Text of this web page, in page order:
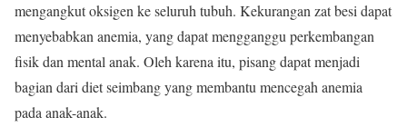
mengangkut oksigen ke seluruh tubuh. Kekurangan zat besi dapat
menyebabkan anemia, yang dapat mengganggu perkembangan
fisik dan mental anak. Oleh karena itu, pisang dapat menjadi
bagian dari diet seimbang yang membantu mencegah anemia
pada anak-anak.